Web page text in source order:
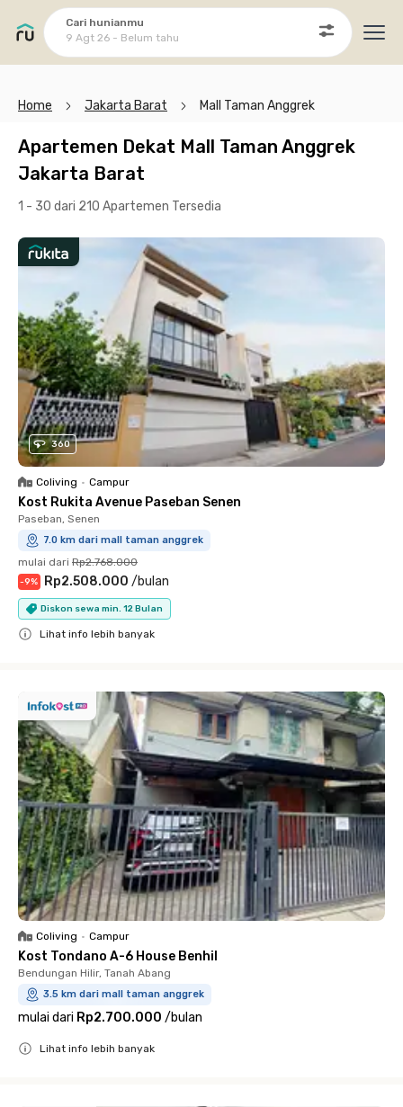
Cari hunianmu
9 Agt 26 - Belum tahu
Home Jakarta Barat Mall Taman Anggrek
Apartemen Dekat Mall Taman Anggrek
Jakarta Barat
1 - 30 dari 210 Apartemen Tersedia
360
Coliving • Campur
Kost Rukita Avenue Paseban Senen
Paseban, Senen
7.0 km dari mall taman anggrek
mulai dari Rp2.768.000
-9% Rp2.508.000 /bulan
Diskon sewa min. 12 Bulan
Lihat info lebih banyak
Coliving • Campur
Kost Tondano A-6 House Benhil
Bendungan Hilir, Tanah Abang
3.5 km dari mall taman anggrek
mulai dari Rp2.700.000 /bulan
Lihat info lebih banyak